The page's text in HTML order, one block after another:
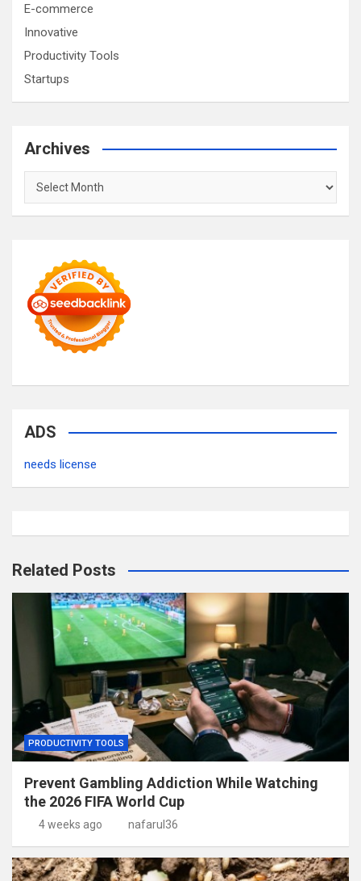
E-commerce
Innovative
Productivity Tools
Startups
Archives
Archives
ADS
needs license
Related Posts
PRODUCTIVITY TOOLS
Prevent Gambling Addiction While Watching
the 2026 FIFA World Cup
4 weeks ago nafarul36